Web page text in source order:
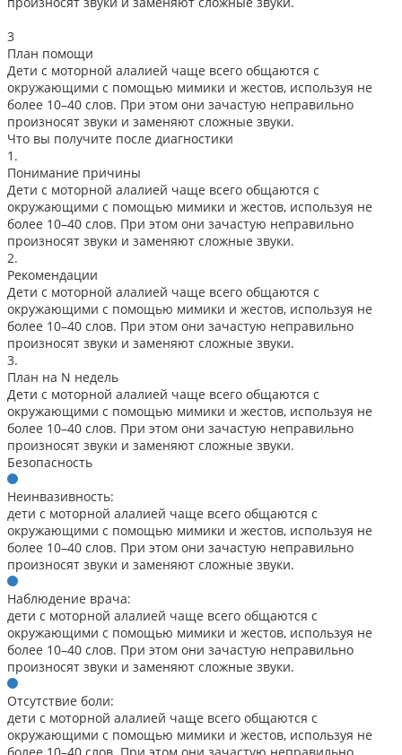
3
План помощи
Дети с моторной алалией чаще всего общаются с
окружающими с помощью мимики и жестов, используя не
более 10–40 слов. При этом они зачастую неправильно
произносят звуки и заменяют сложные звуки.
Что вы получите после диагностики
1.
Понимание причины
Дети с моторной алалией чаще всего общаются с
окружающими с помощью мимики и жестов, используя не
более 10–40 слов. При этом они зачастую неправильно
произносят звуки и заменяют сложные звуки.
2.
Рекомендации
Дети с моторной алалией чаще всего общаются с
окружающими с помощью мимики и жестов, используя не
более 10–40 слов. При этом они зачастую неправильно
произносят звуки и заменяют сложные звуки.
3.
План на N недель
Дети с моторной алалией чаще всего общаются с
окружающими с помощью мимики и жестов, используя не
более 10–40 слов. При этом они зачастую неправильно
произносят звуки и заменяют сложные звуки.
Безопасность
Неинвазивность:
дети с моторной алалией чаще всего общаются с
окружающими с помощью мимики и жестов, используя не
более 10–40 слов. При этом они зачастую неправильно
произносят звуки и заменяют сложные звуки.
Наблюдение врача:
дети с моторной алалией чаще всего общаются с
окружающими с помощью мимики и жестов, используя не
более 10–40 слов. При этом они зачастую неправильно
произносят звуки и заменяют сложные звуки.
Отсутствие боли:
дети с моторной алалией чаще всего общаются с
окружающими с помощью мимики и жестов, используя не